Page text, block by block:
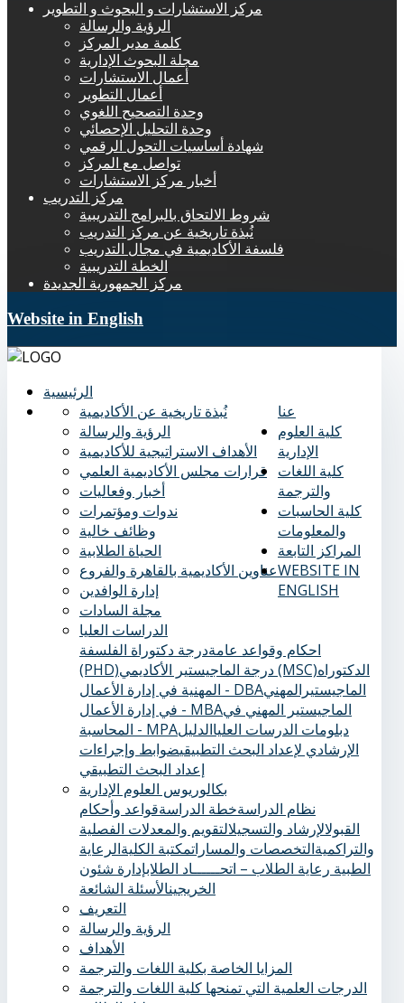
مركز الاستشارات و البحوث و التطوير
الرؤية والرسالة
كلمة مدير المركز
مجلة البحوث الإدارية
أعمال الاستشارات
أعمال التطوير
وحدة التصحيح اللغوي
وحدة التحليل الإحصائي
شهادة أساسيات التحول الرقمي
تواصل مع المركز
أخبار مركز الاستشارات
مركز التدريب
شروط الالتحاق بالبرامج التدريبية
نُبذة تاريخية عن مركز التدريب
فلسفة الأكاديمية في مجال التدريب
الخطة التدريبية
مركز الجمهورية الجديدة
Website in English
الرئيسية
عنا
نُبذة تاريخية عن الأكاديمية
الرؤية والرسالة
الأهداف الاستراتيجية للأكاديمية
قرارات مجلس الأكاديمية العلمي
أخبار وفعاليات
ندوات ومؤتمرات
وظائف خالية
الحياة الطلابية
عناوين الأكاديمية بالقاهرة والفروع
إدارة الوافدين
كلية العلوم
الإدارية
مجلة السادات
الدراسات العليا
احكام وقواعد عامةدرجة دكتوراة الفلسفة
(PHD)
درجة الماجيستير الأكاديمي (MSC)الدكتوراه
المهنية في إدارة الأعمال - DBAالماجيستيرالمهني
في إدارة الأعمال - MBAالماجيستير المهني في
المحاسبة - MPA
دبلومات الدرسات العلياالدليل
الإرشادي لإعداد البحث التطبيقيضوابط وإجراءات
إعداد البحث التطبيقي
بكالوريوس العلوم الإدارية
نظام الدراسةخطة الدراسةقواعد وأحكام
القبولالإرشاد والتسجيلالتقويم والمعدلات الفصلية
والتراكميةالتخصصات والمساراتمكتبة الكليةالرعاية
الطبية ‏ رعاية الطلاب – اتحــــــاد الطلابإدارة شئون
الخريجينالأسئلة الشائعة
كلية اللغات
والترجمة
التعريف
الرؤية والرسالة
الأهداف
المزايا الخاصة بكلية اللغات والترجمة
الدرجات العلمية التي تمنحها كلية اللغات والترجمة
كلية الحاسبات
والمعلومات
المراكز التابعة
WEBSITE IN
ENGLISH